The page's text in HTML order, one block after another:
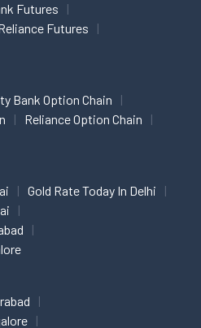
Futures
Futures
Bank Option Chain
Reliance Option Chain
Gold Rate Today In Delhi